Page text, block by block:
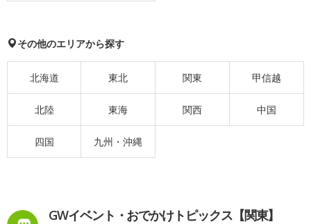
その他のエリアから探す
北海道 東北 関東 甲信越
北陸 東海 関西 中国
四国 九州・沖縄
GWイベント・おでかけトピックス【関東】